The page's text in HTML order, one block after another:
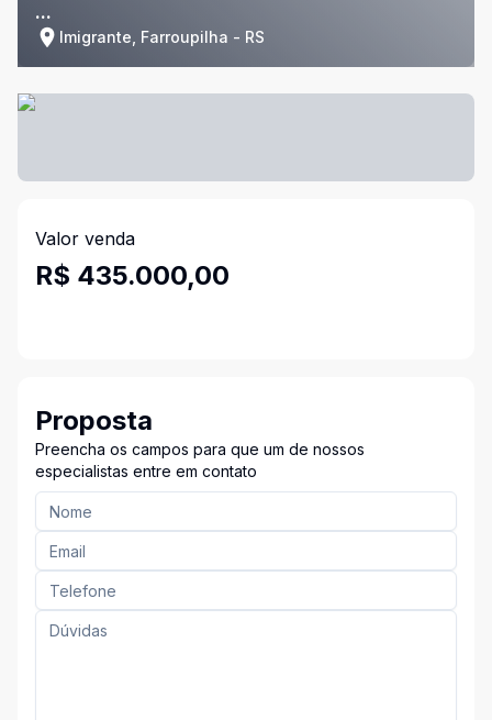
...
Imigrante, Farroupilha - RS
Valor venda
R$ 435.000,00
Proposta
Preencha os campos para que um de nossos
especialistas entre em contato